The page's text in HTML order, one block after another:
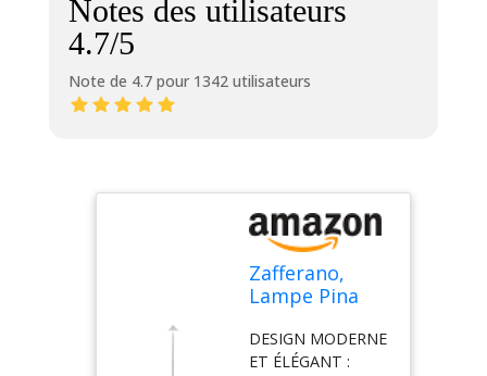
Notes des utilisateurs
4.7/5
Note de 4.7 pour 1342 utilisateurs
Zafferano,
Lampe Pina
Feuille
d'Argent,
DESIGN MODERNE
ET ÉLÉGANT :